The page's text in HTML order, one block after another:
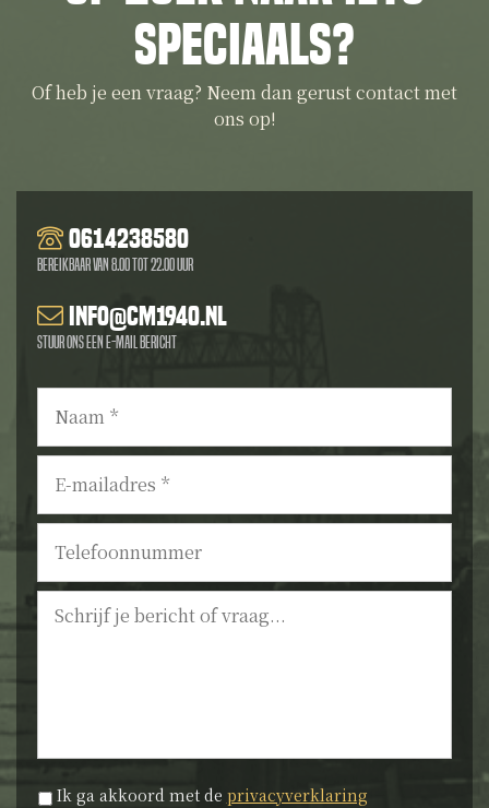
speciaals?
Of heb je een vraag? Neem dan gerust contact met
ons op!
0614238580
Bereikbaar van 8.00 tot 22.00 uur
info@cm1940.nl
Stuur ons een e-mail bericht
Naam *
E-
mailadres *
Telefoonnummer
Bericht
Privacyverklaring *
Ik ga akkoord met de privacyverklaring